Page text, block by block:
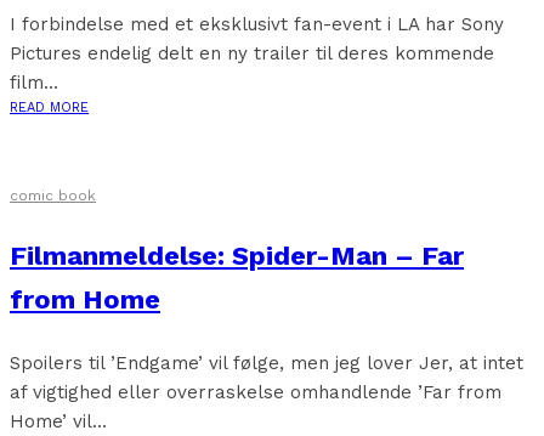
I forbindelse med et eksklusivt fan-event i LA har Sony
Pictures endelig delt en ny trailer til deres kommende
film...
READ MORE
comic book
Filmanmeldelse: Spider-Man – Far
from Home
Spoilers til ’Endgame’ vil følge, men jeg lover Jer, at intet
af vigtighed eller overraskelse omhandlende ’Far from
Home’ vil...